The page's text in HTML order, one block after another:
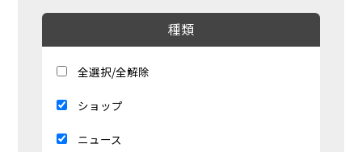
種類
全選択/全解除
ショップ
ニュース